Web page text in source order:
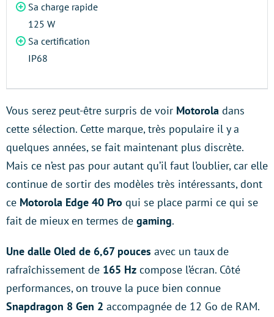
Sa charge rapide
125 W
Sa certification
IP68
Vous serez peut-être surpris de voir Motorola dans
cette sélection. Cette marque, très populaire il y a
quelques années, se fait maintenant plus discrète.
Mais ce n’est pas pour autant qu’il faut l’oublier, car elle
continue de sortir des modèles très intéressants, dont
ce Motorola Edge 40 Pro qui se place parmi ce qui se
fait de mieux en termes de gaming.
Une dalle Oled de 6,67 pouces avec un taux de
rafraîchissement de 165 Hz compose l’écran. Côté
performances, on trouve la puce bien connue
Snapdragon 8 Gen 2 accompagnée de 12 Go de RAM.